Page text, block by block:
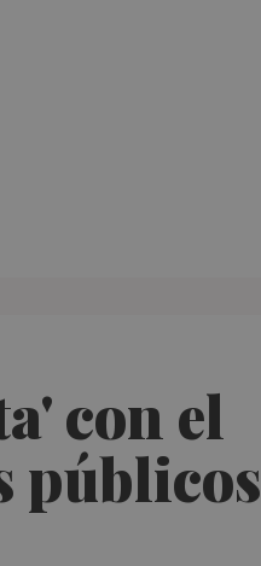
con el
públicos